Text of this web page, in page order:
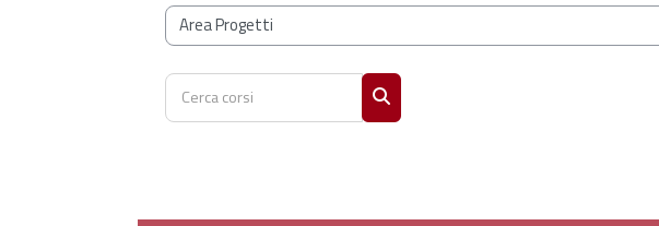
Categorie di corso
Cerca corsi
Cerca corsi